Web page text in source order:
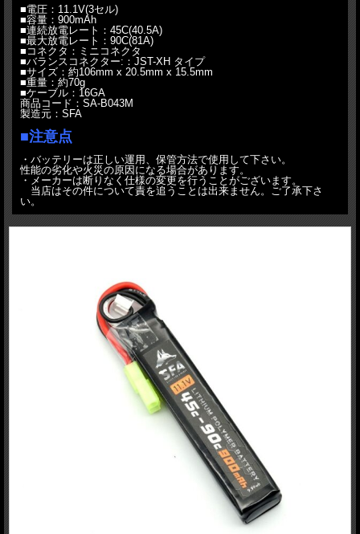
■電圧：11.1V(3セル)
■容量：900mAh
■連続放電レート：45C(40.5A)
■最大放電レート：90C(81A)
■コネクタ：ミニコネクタ
■バランスコネクター:：JST-XH タイプ
■サイズ：約106mm x 20.5mm x 15.5mm
■重量：約70g
■ケーブル：16GA
商品コード：SA-B043M
製造元：SFA
■注意点
・バッテリーは正しい運用、保管方法で使用して下さい。
性能の劣化や火災の原因になる場合があります。
・メーカーは断りなく仕様の変更を行うことがございます。
当店はその件について責を追うことは出来ません。ご了承下さ
い。